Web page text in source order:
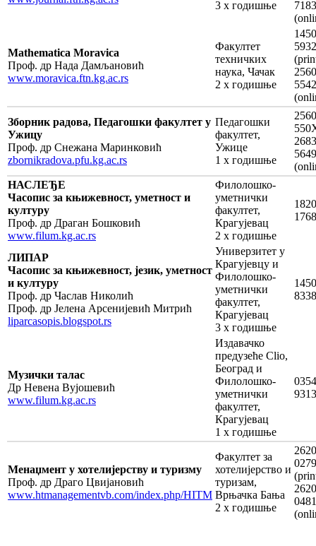
3 х годишње
7183
Mathematica Moravica
Проф. др Нада Дамљановић
www.moravica.ftn.kg.ac.rs
Факултет
техничких
наука, Чачак
2 х годишње
5932
5542
Зборник радова, Педагошки факултет у
Ужицу
Проф. др Снежана Маринковић
zbornikradova.pfu.kg.ac.rs
Педагошки
факултет,
Ужице
1 х годишње
5649
НАСЛЕЂЕ
Часопис за књижевност, уметност и
културу
Проф. др Драган Бошковић
www.filum.kg.ac.rs
Филолошко-
уметнички
факултет,
Крагујевац
2 х годишње
1768
ЛИПАР
Часопис за књижевност, језик, уметност
и културу
Проф. др Часлав Николић
Проф. др Јелена Арсенијевић Митрић
liparcasopis.blogspot.rs
Универзитет у
Крагујевцу и
Филолошко-
уметнички
факултет,
Крагујевац
3 х годишње
8338
Музички талас
Др Невена Вујошевић
www.filum.kg.ac.rs
Издавачко
предузеће Clio,
Београд и
Филолошко-
уметнички
факултет,
Крагујевац
1 х годишње
9313
Менаџмент у хотелијерству и туризму
Проф. др Драго Цвијановић
www.htmanagementvb.com/index.php/HITM
Факултет за
хотелијерство и
туризам,
Врњачка Бања
2 х годишње
0279
0481